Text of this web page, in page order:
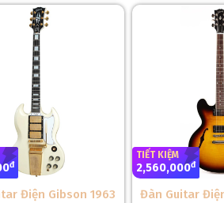
Và Mặt Phím Gibson Custom Shop
đ
Điện Gibson 1963
TIẾT KIỆM
2,560,000đ
Đàn Guitar